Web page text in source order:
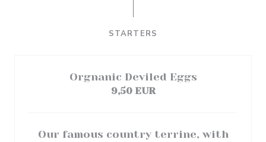
STARTERS
Orgnanic Deviled Eggs
9,50 EUR
Our famous country terrine, with